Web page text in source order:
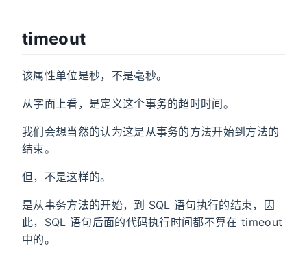
timeout
该属性单位是秒，不是毫秒。
从字面上看，是定义这个事务的超时时间。
我们会想当然的认为这是从事务的方法开始到方法的
结束。
但，不是这样的。
是从事务方法的开始，到 SQL 语句执行的结束，因
此，SQL 语句后面的代码执行时间都不算在 timeout
中的。